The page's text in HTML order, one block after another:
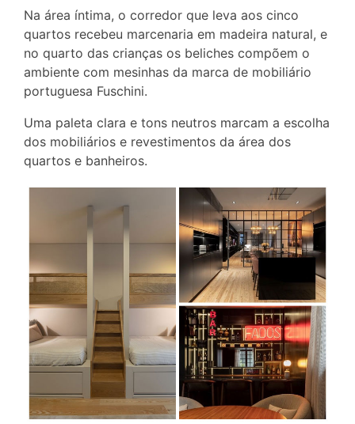
Na área íntima, o corredor que leva aos cinco
quartos recebeu marcenaria em madeira natural, e
no quarto das crianças os beliches compõem o
ambiente com mesinhas da marca de mobiliário
portuguesa Fuschini.
Uma paleta clara e tons neutros marcam a escolha
dos mobiliários e revestimentos da área dos
quartos e banheiros.